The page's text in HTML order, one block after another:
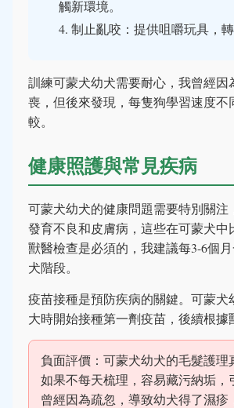
觸新環境。
制止亂咬：提供咀嚼玩具，轉
訓練可蒙犬幼犬需要耐心，我曾經因
喪，但後來發現，每隻狗學習速度不
較。
健康照護與常見疾病
可蒙犬幼犬的健康問題需要特別關注
發育不良和皮膚病，這些在可蒙犬中
獸醫檢查是必須的，我建議每3-6個
犬階段。
疫苗接種是預防疾病的關鍵。可蒙犬
大時開始接種第一劑疫苗，後續根據
負面評價：可蒙犬幼犬的毛髮護理
如果不每天梳理，容易藏污納垢，
曾經因為疏忽，導致幼犬得了濕疹